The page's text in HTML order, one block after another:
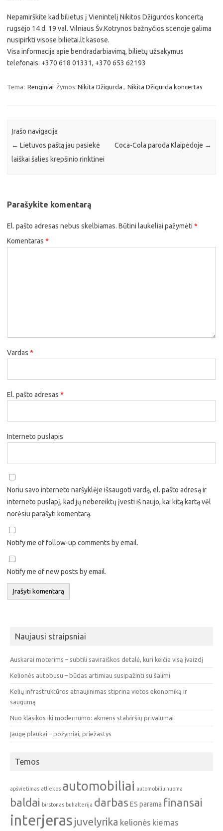
Nepamirškite kad bilietus į Vienintelį Nikitos Džigurdos koncertą
rugsėjo 14 d. 19 val. Vilniaus Šv.Kotrynos bažnyčios scenoje galima
nusipirkti visose bilietai.lt kasose.
Visa informacija apie bendradarbiavimą, bilietų užsakymus
telefonais: +370 618 01331, +370 653 62193
Tema: Renginiai Žymos: Nikita Džigurda , Nikita Džigurda koncertas
Įrašo navigacija
← Lietuvos paštą jau pasiekė
laiškai šalies krepšinio rinktinei
Coca-Cola paroda Klaipėdoje →
Parašykite komentarą
El. pašto adresas nebus skelbiamas. Būtini laukeliai pažymėti *
Komentaras *
Vardas *
El. pašto adresas *
Interneto puslapis
Noriu savo interneto naršyklėje išsaugoti vardą, el. pašto adresą ir
interneto puslapį, kad jų nebereiktų įvesti iš naujo, kai kitą kartą vėl
norėsiu parašyti komentarą.
Notify me of follow-up comments by email.
Notify me of new posts by email.
Naujausi straipsniai
Auskarai moterims – subtili saviraiškos detalė, kuri keičia visą įvaizdį
Kelionės autobusu – būdas artimiau susipažinti su šalimi
Kelių infrastruktūros atnaujinimas stiprina vietos ekonomiką ir
saugumą
Nuo klasikos iki modernumo: akmens stalviršių privalumai
Įaugę plaukai – požymiai, priežastys
Temos
apšvietimas atliekos automobiliai automobiliu nuoma
baldai birstonas buhalterija darbas ES parama finansai
interjeras juvelyrika kelionės kiemas